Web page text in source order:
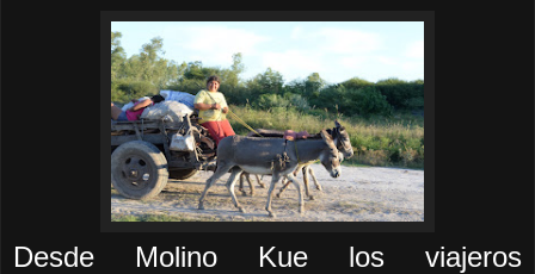
Desde Molino Kue los viajeros